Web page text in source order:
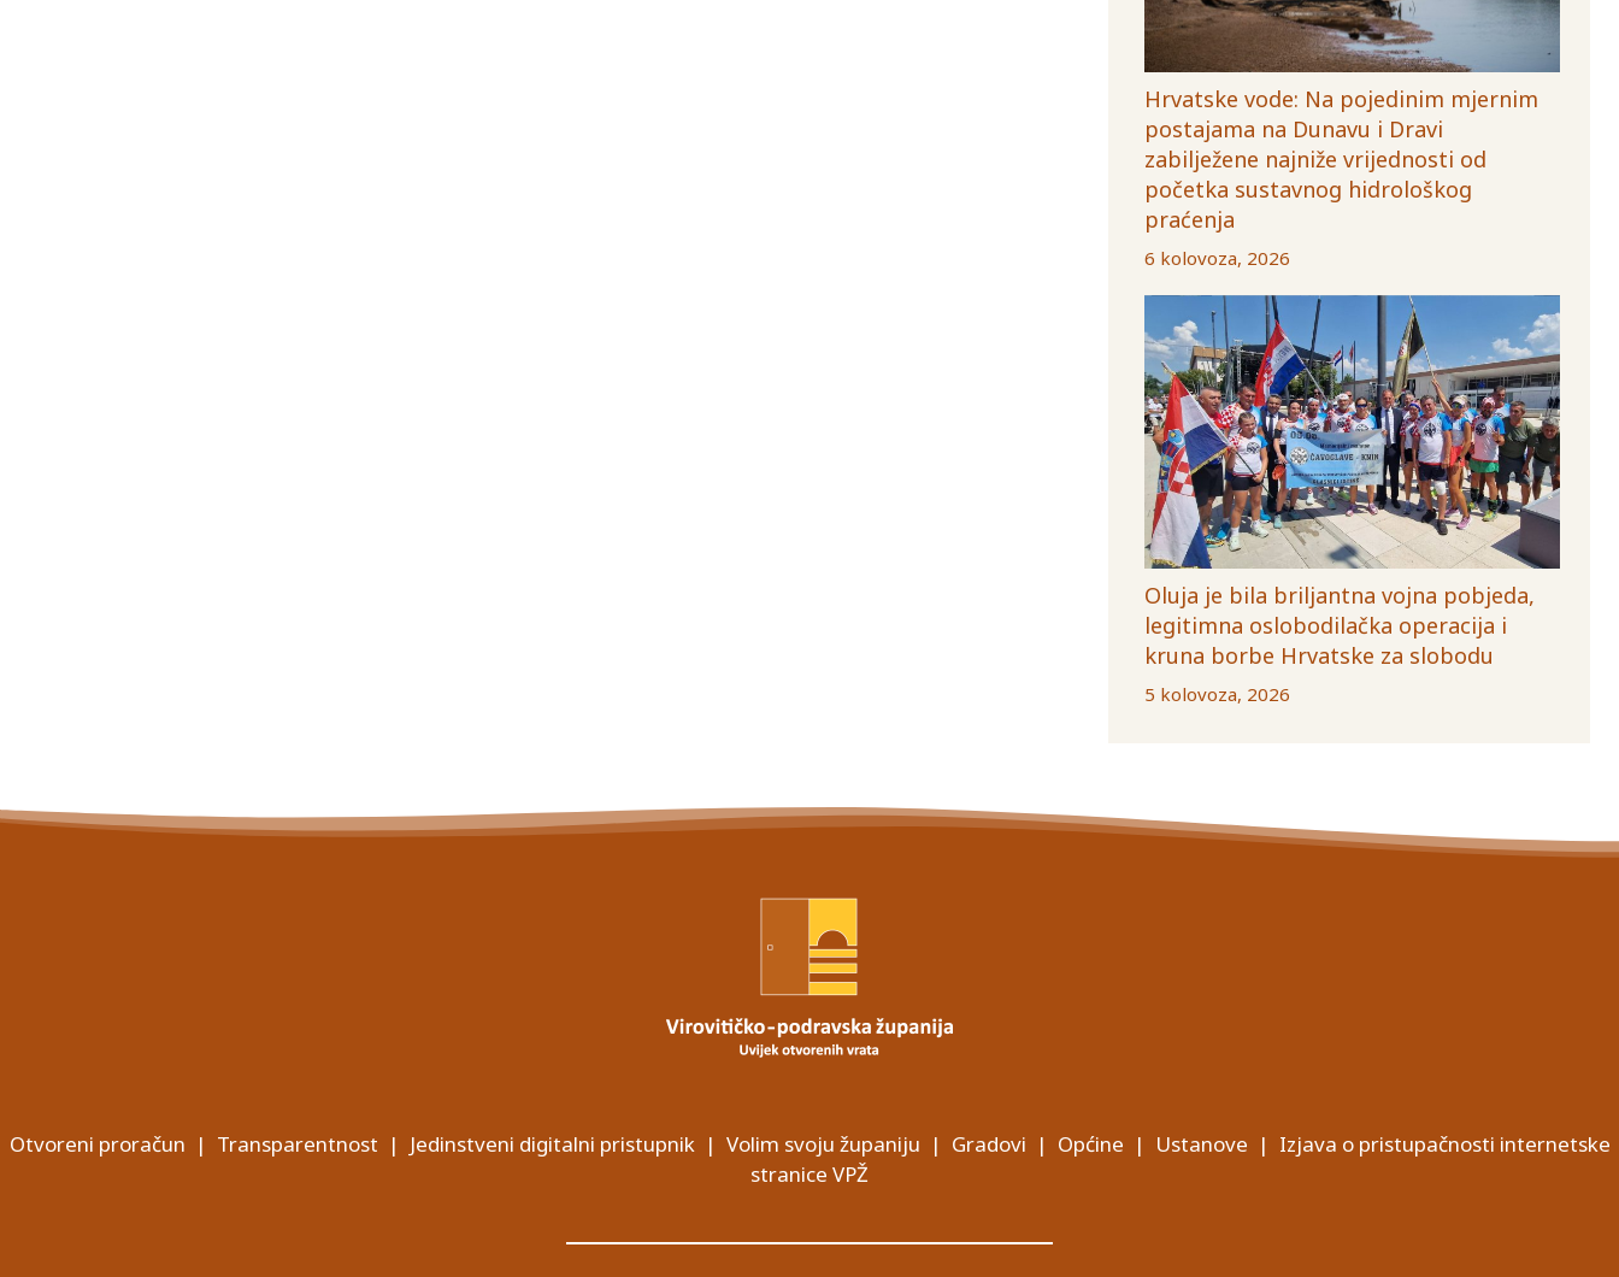
Hrvatske vode: Na pojedinim mjernim
postajama na Dunavu i Dravi
zabilježene najniže vrijednosti od
početka sustavnog hidrološkog
praćenja
6 kolovoza, 2026
Oluja je bila briljantna vojna pobjeda,
legitimna oslobodilačka operacija i
kruna borbe Hrvatske za slobodu
5 kolovoza, 2026
Otvoreni proračun | Transparentnost | Jedinstveni digitalni pristupnik| Volim svoju županiju | Gradovi | Općine | Ustanove | Izjava o pristupačnosti internetske
stranice VPŽ